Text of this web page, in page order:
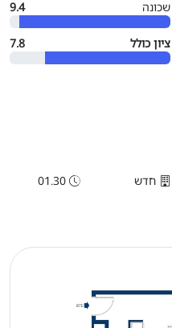
שכונה 9.4
ציון כולל 7.8
חדש